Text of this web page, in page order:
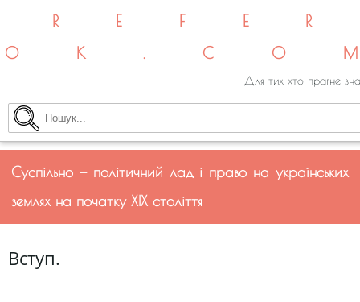
Для тих хто прагне
Суспільно — політичний лад і право на українських
землях на початку ХIX століття
Вступ.